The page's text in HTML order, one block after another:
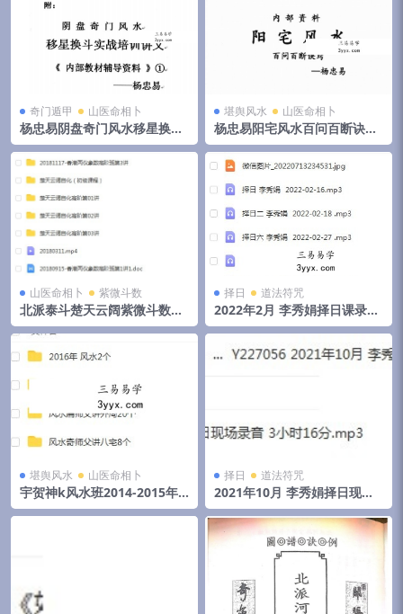
奇门遁甲 山医命相卜
杨忠易阴盘奇门风水移星换斗
实战培训讲义.pdf 92页 百度
云
堪舆风水 山医命相卜
杨忠易阳宅风水百问百断诀窍
132页.pdf 资料合集 百度云下
载！
山医命相卜 紫微斗数
北派泰斗楚天云阔紫微斗数自
化高级班课程视频+录音+资料
择日 道法符咒
2022年2月 李秀娟择日课录音
和物品丢失怎么找
堪舆风水 山医命相卜
宇贺神k风水班2014-2015年
初文字记录.pdf 夸克网盘下载
择日 道法符咒
2021年10月 李秀娟择日现场
录音 3小时16分